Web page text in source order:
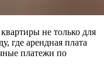
не только для
где арендная плата
платежи по